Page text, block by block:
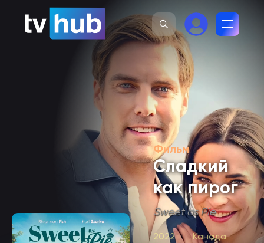
Фильм
Сладкий
как пирог
Sweet as Pie
2022 Канада